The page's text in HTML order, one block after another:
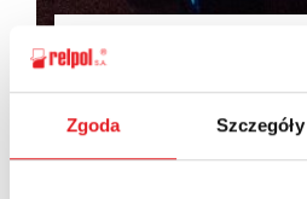
Zgoda Szczegóły
Zapytaj o
Imię i nazwisko: *